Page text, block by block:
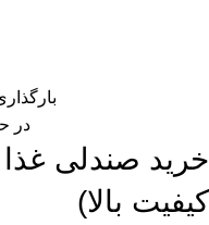
در
خرید صندلی
کیفیت بالا)